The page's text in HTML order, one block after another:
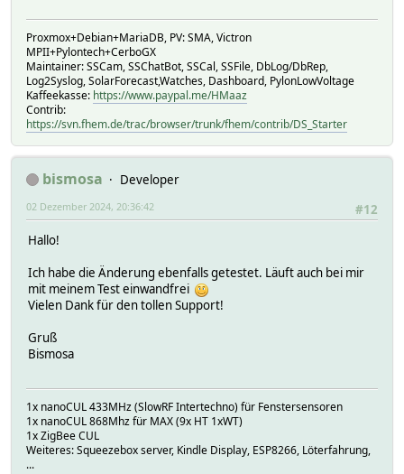
Proxmox+Debian+MariaDB, PV: SMA, Victron
MPII+Pylontech+CerboGX
Maintainer: SSCam, SSChatBot, SSCal, SSFile, DbLog/DbRep,
Log2Syslog, SolarForecast,Watches, Dashboard, PylonLowVoltage
Kaffeekasse: https://www.paypal.me/HMaaz
Contrib:
https://svn.fhem.de/trac/browser/trunk/fhem/contrib/DS_Starter
bismosa
Developer
#12
02 Dezember 2024, 20:36:42
Hallo!
Ich habe die Änderung ebenfalls getestet. Läuft auch bei mir
mit meinem Test einwandfrei
Vielen Dank für den tollen Support!
Gruß
Bismosa
1x nanoCUL 433MHz (SlowRF Intertechno) für Fenstersensoren
1x nanoCUL 868Mhz für MAX (9x HT 1xWT)
1x ZigBee CUL
Weiteres: Squeezebox server, Kindle Display, ESP8266, Löterfahrung,
...